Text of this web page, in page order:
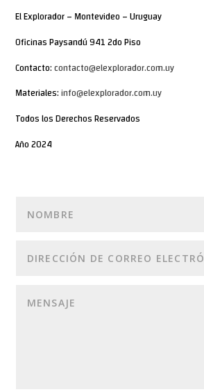
El Explorador – Montevideo – Uruguay
Oficinas Paysandú 941 2do Piso
Contacto:contacto@elexplorador.com.uy
Materiales:info@elexplorador.com.uy
Todos los Derechos Reservados
Año 2024